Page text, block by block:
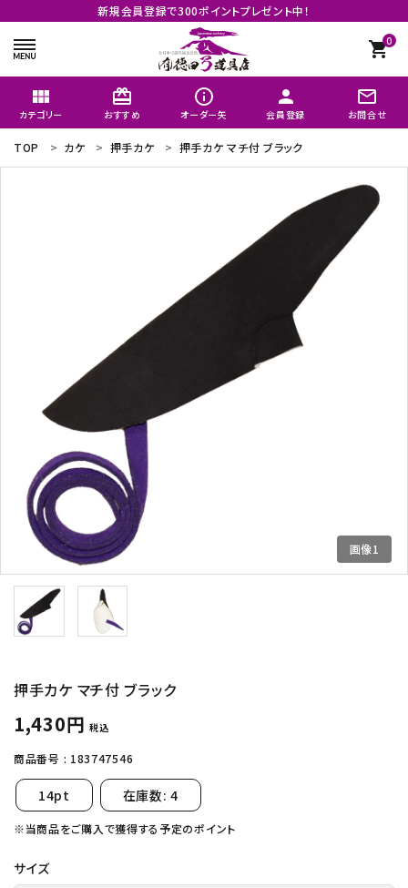
新規会員登録で300ポイントプレゼント中！
0
shopping_cart
view_module
カテゴリー
card_giftcard
おすすめ
info_outline
オーダー矢
person
会員登録
mail_outline
お問合せ
search
よく購入される商品
INFORMATIOM
よくあるご質問
配送方法
お支払方法
プライバシーポリシー
特定商取引法について
お問い合わせ
ようこそ ゲスト 様
meeting_room person
TOP カケ 押手カケ 押手カケ マチ付 ブラック
画像1
押手カケ マチ付 ブラック
1,430円 税込
商品番号 : 183747546
14pt 在庫数: 4
※当商品をご購入で獲得する予定のポイント
サイズ